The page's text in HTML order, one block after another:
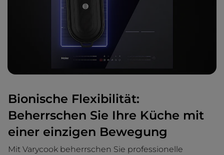
Bionische Flexibilität:
Beherrschen Sie Ihre Küche mit
einer einzigen Bewegung
Mit Varycook beherrschen Sie professionelle